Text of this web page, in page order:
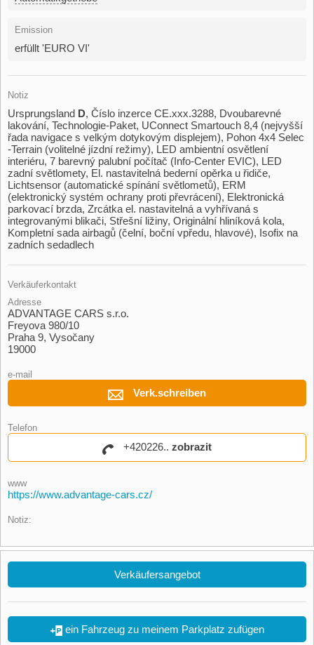
Emission
erfüllt 'EURO VI'
Notiz
Ursprungsland D,​ Číslo inzerce CE.xxx.3288,​ Dvoubarevné
lakování,​ Technologie​-Paket,​ UConnect Smartouch 8,​4 (nejvyšší
řada navigace s velkým dotykovým displejem),​ Pohon 4x4 Selec​
-Terrain (volitelné jízdní režimy),​ LED ambientní osvětlení
interiéru,​ 7 barevný palubní počítač (Info​-Center EVIC),​ LED
zadní světlomety,​ El. nastavitelná bederní opěrka u řidiče,​
Lichtsensor (automatické spínání světlometů),​ ERM
(elektronický systém ochrany proti převrácení),​ Elektronická
parkovací brzda,​ Zrcátka el. nastavitelná a vyhřívaná s
integrovanými blikači,​ Střešní ližiny,​ Originální hliníková kola,​
Kompletní sada airbagů (čelní,​ boční vpředu,​ hlavové),​ Isofix na
zadních sedadlech
Verkäuferkontakt
Adresse
ADVANTAGE CARS s.r.o.
Freyova 980/10
Praha 9, Vysočany
19000
e-mail
Verk.schreiben
Telefon
+420226.. zobrazit
www
https://www.advantage-cars.cz/
Notiz:
Verkäufersangebot
ein Fahrzeug zu meinem Parkplatz zufügen